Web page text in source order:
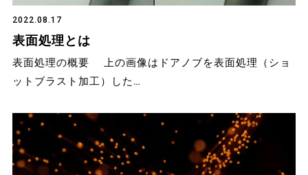
2022.08.17
表面処理とは
表面処理の概要 上の画像はドアノブを表面処理（ショ
ットブラスト加工）した…